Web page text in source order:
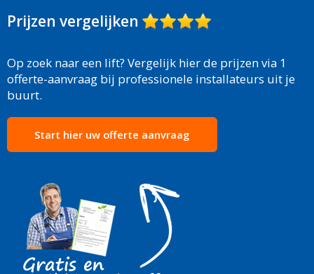
Prijzen vergelijken
Op zoek naar een lift? Vergelijk hier de prijzen via 1
offerte-aanvraag bij professionele installateurs uit je
buurt.
Start hier uw offerte aanvraag